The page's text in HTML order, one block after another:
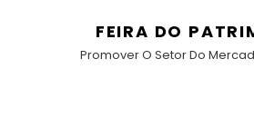
FEIRA DO
Promover O Setor Do